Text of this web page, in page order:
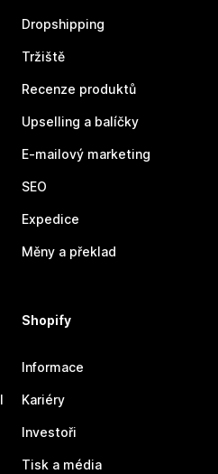
Dropshipping
Tržiště
Recenze produktů
Upselling a balíčky
E-mailový marketing
SEO
Expedice
Měny a překlad
Shopify
Informace
Kariéry
Investoři
Tisk a média